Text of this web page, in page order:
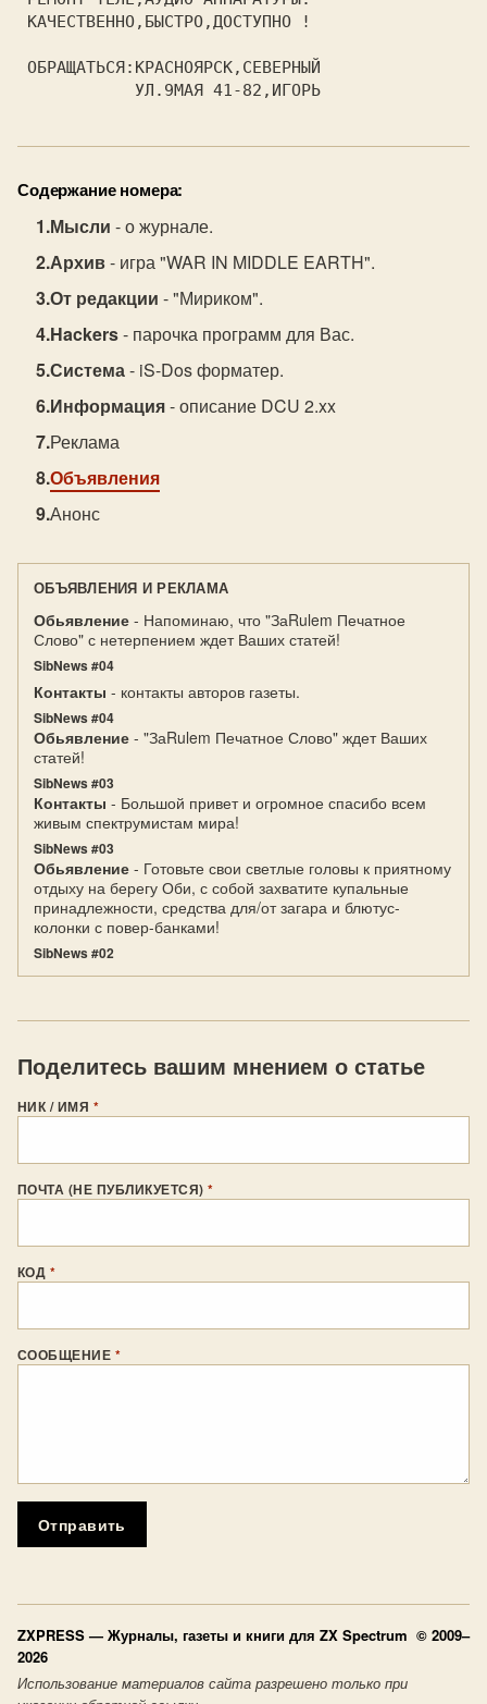
Содержание номера:
Мысли - о журнале.
Архив- игра "WAR IN MIDDLE EARTH".
От редакции - "Мириком".
Hackers- парочка программ для Вас.
Система- iS-Dos форматер.
Информация- описание DCU 2.xx
Реклама
Объявления
Анонс
ОБЪЯВЛЕНИЯ И РЕКЛАМА
Обьявление - Напоминаю, что "ЗаRulem Печатное
Слово" с нетерпением ждет Ваших статей!
SibNews #04
Контакты - контакты авторов газеты.
SibNews #04
Обьявление - "ЗаRulem Печатное Слово" ждет Ваших
статей!
SibNews #03
Контакты - Большой привет и огромное спасибо всем
живым спектрумистам мира!
SibNews #03
Обьявление - Готовьте свои светлые головы к приятному
отдыху на берегу Оби, с собой захватите купальные
принадлежности, средства для/от загара и блютус-
колонки с повер-банками!
SibNews #02
Поделитесь вашим мнением о статье
НИК / ИМЯ *
ПОЧТА (НЕ ПУБЛИКУЕТСЯ)*
КОД *
СООБЩЕНИЕ *
Отправить
ZXPRESS — Журналы, газеты и книги для ZX Spectrum © 2009–
2026
Использование материалов сайта разрешено только при